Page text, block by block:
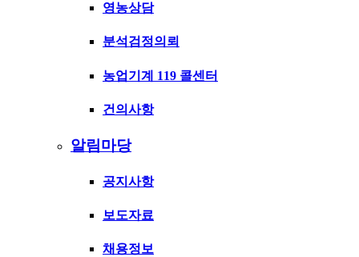
영농상담
분석검정의뢰
농업기계 119 콜센터
건의사항
알림마당
공지사항
보도자료
채용정보